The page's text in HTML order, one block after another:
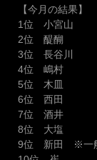
【今月の結果】
1位 小宮山
2位 醍醐
3位 長谷川
4位 嶋村
5位 木皿
6位 西田
7位 酒井
8位 大塩
9位 新田 ※一